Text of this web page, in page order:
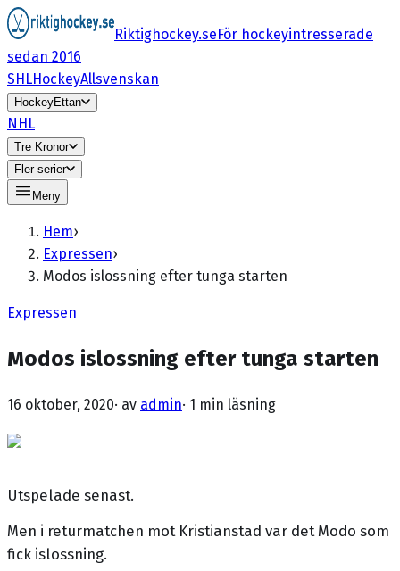
Riktighockey.seFör hockeyintresserade
sedan 2016
SHLHockeyAllsvenskan
HockeyEttan
NHL
Tre Kronor
Fler serier
Meny
Hem›
Expressen›
Modos islossning efter tunga starten
Expressen
Modos islossning efter tunga starten
16 oktober, 2020· av admin· 1 min läsning
Utspelade senast.
Men i returmatchen mot Kristianstad var det Modo som
fick islossning.